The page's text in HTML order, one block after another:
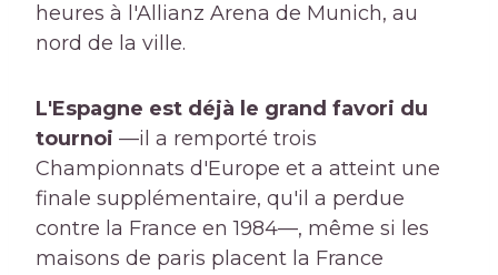
heures à l'Allianz Arena de Munich, au
nord de la ville.
L'Espagne est déjà le grand favori du
tournoi —il a remporté trois
Championnats d'Europe et a atteint une
finale supplémentaire, qu'il a perdue
contre la France en 1984—, même si les
maisons de paris placent la France